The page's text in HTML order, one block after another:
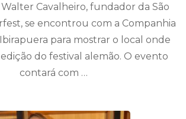
Cavalheiro, fundador da São
se encontrou com a Companhia
para mostrar o local onde
edição do festival alemão. O evento
contará com …